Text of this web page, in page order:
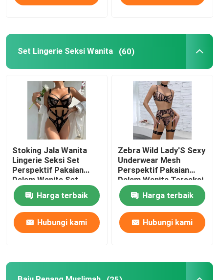
Semua Kasus
Quote request suatu
Pakaian Renang Bikini
Baju renang anak perempuan
Celana Renang Pria
Set Lingerie Seksi Wanita
Set Lingerie Seksi Wanita (60)
Stoking Jala Wanita
Lingerie Seksi Set
Perspektif Pakaian
Dalam Wanita Set
Kerawang
Penyambungan
Harga terbaik
Hubungi kami
Zebra Wild Lady'S Sexy
Underwear Mesh
Perspektif Pakaian
Dalam Wanita Terseksi
Harga terbaik
Hubungi kami